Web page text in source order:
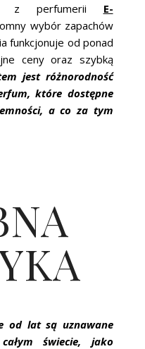
z perfumerii E-
wybór zapachów
funkcjonuje od ponad
ceny oraz szybką
jest różnorodność
które dostępne
a co za tym
od lat są uznawane
świecie, jako